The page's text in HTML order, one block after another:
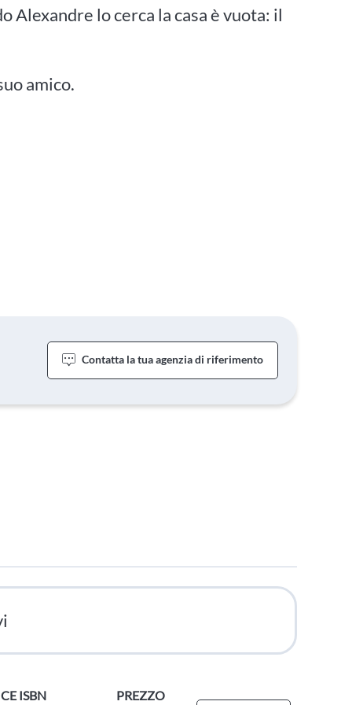
Alexandre lo cerca la casa è vuota: il
amico.
Contatta la tua agenzia di riferimento
ISBN PREZZO